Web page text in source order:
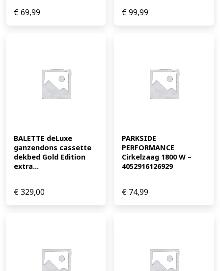
€69,99 €99,99
BALETTE deLuxe
ganzendons cassette
dekbed Gold Edition
extra...
€329,00
PARKSIDE
PERFORMANCE
Cirkelzaag 1800 W –
4052916126929
€ 74,99